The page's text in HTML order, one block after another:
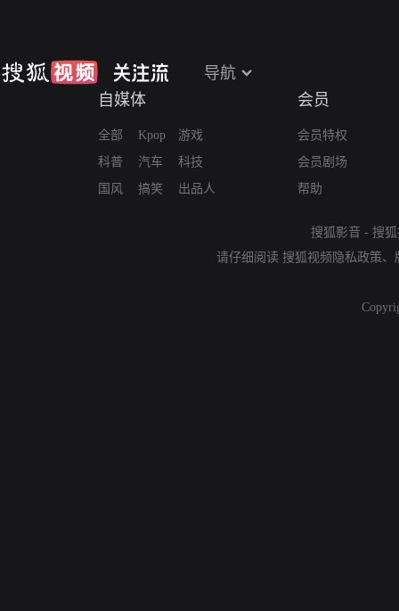
导航
自媒体
全部
科普
国风
Kpop
汽车
搞笑
游戏
科技
出品人
会员
会员特权
会员剧场
帮助
搜狐影音 - 搜
请仔细阅读 搜狐视频隐私政策、